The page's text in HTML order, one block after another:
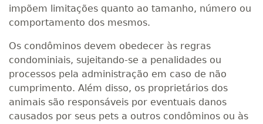
impõem limitações quanto ao tamanho, número ou
comportamento dos mesmos.
Os condôminos devem obedecer às regras
condominiais, sujeitando-se a penalidades ou
processos pela administração em caso de não
cumprimento. Além disso, os proprietários dos
animais são responsáveis por eventuais danos
causados por seus pets a outros condôminos ou às